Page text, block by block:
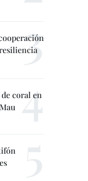
coral en